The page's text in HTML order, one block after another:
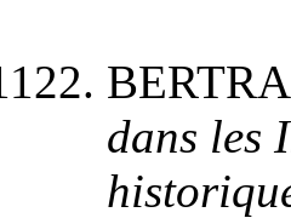
dans les